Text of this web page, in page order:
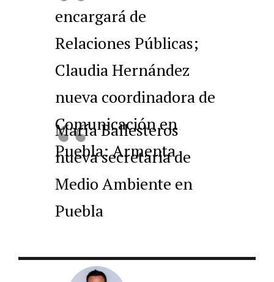
encargará de
Relaciones Públicas;
Claudia Hernández
nueva coordinadora de
Comunicación en
Puebla: Armenta
María Ballesteros
nueva secretaria de
Medio Ambiente en
Puebla